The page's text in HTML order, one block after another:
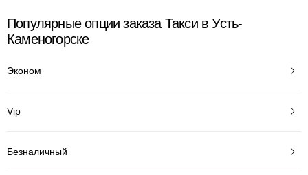
Популярные опции заказа Такси в Усть-
Каменогорске
Эконом
Vip
Безналичный